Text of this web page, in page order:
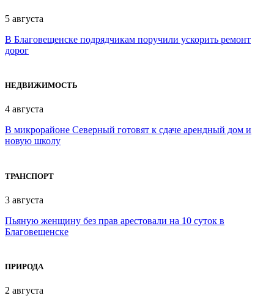
5 августа
В Благовещенске подрядчикам поручили ускорить ремонт
дорог
НЕДВИЖИМОСТЬ
4 августа
В микрорайоне Северный готовят к сдаче арендный дом и
новую школу
ТРАНСПОРТ
3 августа
Пьяную женщину без прав арестовали на 10 суток в
Благовещенске
ПРИРОДА
2 августа